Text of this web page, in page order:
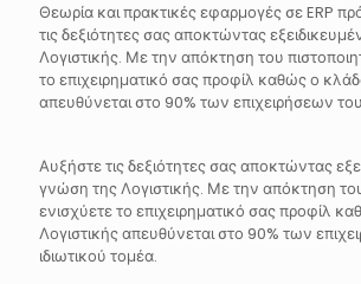
Θεωρία και πρακτικές εφαρμογές σε ERP
τις δεξιότητες σας αποκτώντας
Λογιστικής. Με την απόκτηση του
το επιχειρηματικό σας προφίλ καθώς ο
απευθύνεται στο 90% των επιχειρήσεων
Αυξήστε τις δεξιότητες σας αποκτώντας
γνώση της Λογιστικής. Με την απόκτηση
ενισχύετε το επιχειρηματικό σας προφίλ
Λογιστικής απευθύνεται στο 90% των
ιδιωτικού τομέα.